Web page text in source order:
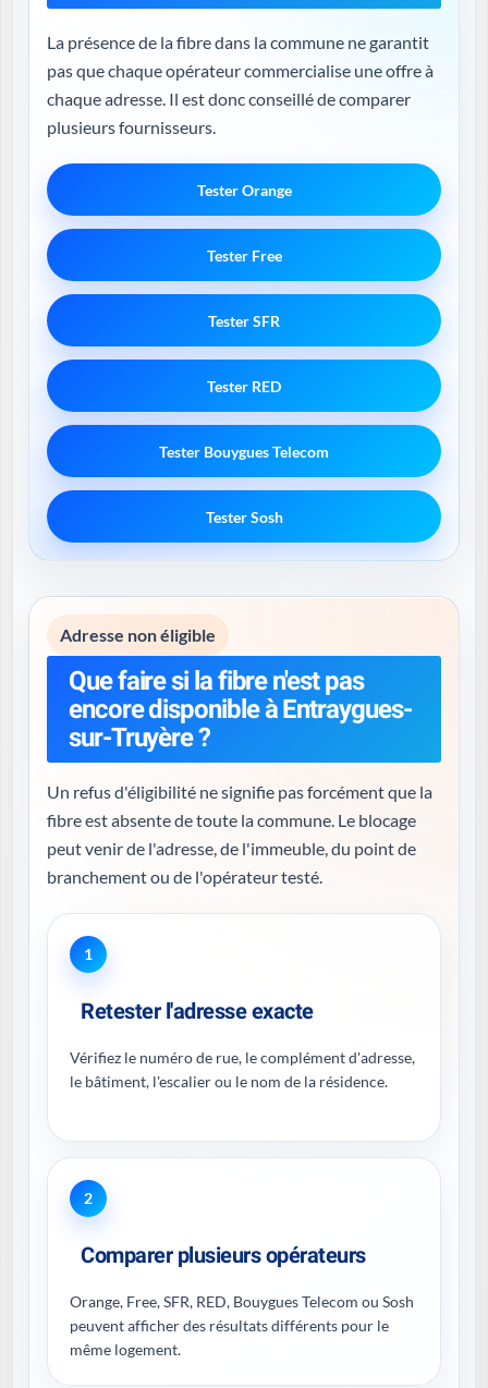
La présence de la fibre dans la commune ne garantit
pas que chaque opérateur commercialise une offre à
chaque adresse. Il est donc conseillé de comparer
plusieurs fournisseurs.
Tester Orange
Tester Free
Tester SFR
Tester RED
Tester Bouygues Telecom
Tester Sosh
Adresse non éligible
Que faire si la fibre n'est pas
encore disponible à Entraygues-
sur-Truyère ?
Un refus d'éligibilité ne signifie pas forcément que la
fibre est absente de toute la commune. Le blocage
peut venir de l'adresse, de l'immeuble, du point de
branchement ou de l'opérateur testé.
1
Retester l'adresse exacte
Vérifiez le numéro de rue, le complément d'adresse,
le bâtiment, l'escalier ou le nom de la résidence.
2
Comparer plusieurs opérateurs
Orange, Free, SFR, RED, Bouygues Telecom ou Sosh
peuvent afficher des résultats différents pour le
même logement.